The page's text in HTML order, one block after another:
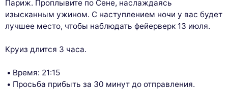
Париж. Проплывите по Сене, наслаждаясь
изысканным ужином. С наступлением ночи у вас будет
лучшее место, чтобы наблюдать фейерверк 13 июля.
Круиз длится 3 часа.
Время: 21:15
Просьба прибыть за 30 минут до отправления.